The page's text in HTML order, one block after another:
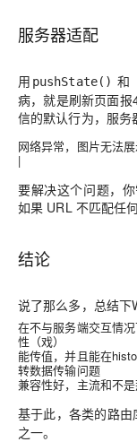
服务器适配
用 pushState() 和
病，就是刷新页面
信的默认行为，服务
网络异常，图片无法
|
要解决这个问题，
如果 URL 不匹配任
结论
说了那么多，总结下
在不与服务端交互情
性（戏）
能传值，并且能在
转数据传输问题
兼容性好，主流和不
基于此，各类的路
之一。